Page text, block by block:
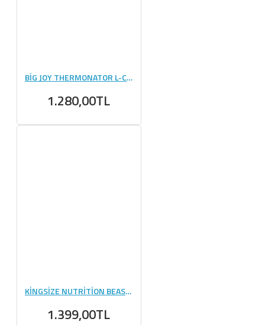
BİG JOY THERMONATOR L-CARNİTİNE 3000 MG - 20 AMPUL
1.280,00TL
KİNGSİZE NUTRİTİON BEAST MODE 1000 GR PORTAKAL
1.399,00TL